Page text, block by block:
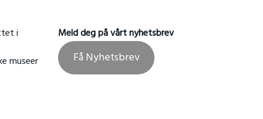
i
museer
Meld deg på vårt nyhetsbrev
Få Nyhetsbrev